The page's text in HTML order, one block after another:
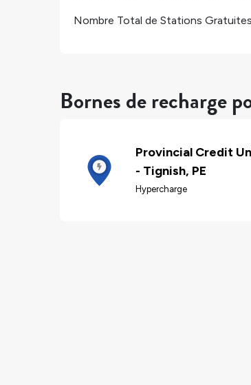
Nombre Total de Stations
Bornes de recharge
Provincial Credit
- Tignish, PE
Hypercharge